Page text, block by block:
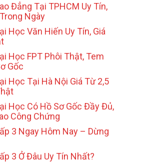
Đẳng Tại TPHCM Uy Tín,
Ngày
Học Văn Hiến Uy Tín, Giá
Học FPT Phôi Thật, Tem
Gốc
Học Tại Hà Nội Giá Từ 2,5
Học Có Hồ Sơ Gốc Đầy Đủ,
Công Chứng
3 Ngay Hôm Nay – Dừng
3 Ở Đâu Uy Tín Nhất?